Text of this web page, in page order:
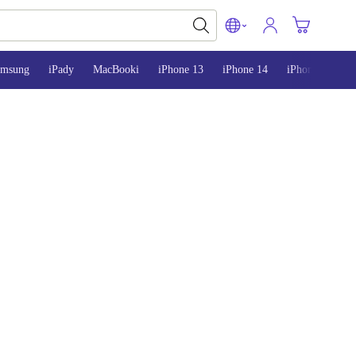
iPady MacBooki iPhone 13 iPhone 14 iPhone 15